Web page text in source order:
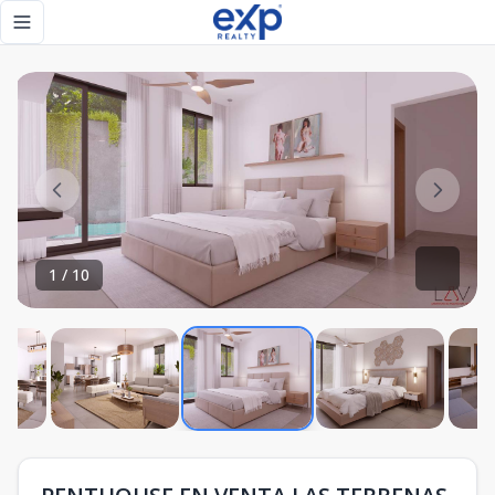
Toggle navigation menu
1 / 10
PENTHOUSE EN VENTA LAS TERRENAS - eXp Realty